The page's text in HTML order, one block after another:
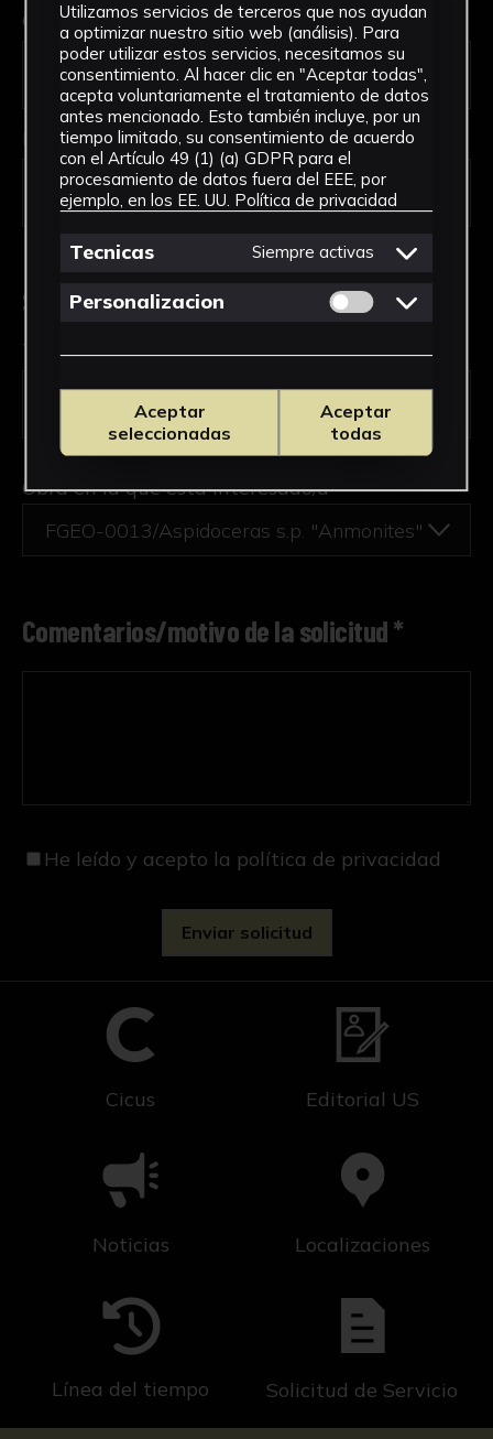
Código Postal *
País *
Solicitud de Servicio
Tipo de solicitud *
Obra en la que está interesado/a*
FGEO-0013/Aspidoceras s.p. "Anmonites"
Comentarios/motivo de la solicitud *
He leído y acepto la política de privacidad
Cicus Editorial US
Noticias Localizaciones
Línea del tiempo Solicitud de Servicio
Utilizamos servicios de terceros que nos ayudan
a optimizar nuestro sitio web (análisis). Para
poder utilizar estos servicios, necesitamos su
consentimiento. Al hacer clic en "Aceptar todas",
acepta voluntariamente el tratamiento de datos
antes mencionado. Esto también incluye, por un
tiempo limitado, su consentimiento de acuerdo
con el Artículo 49 (1) (a) GDPR para el
procesamiento de datos fuera del EEE, por
ejemplo, en los EE. UU. Política de privacidad
Tecnicas Siempre activas
Personalizacion Permitir cookies
Aceptar
seleccionadas
Aceptar
todas